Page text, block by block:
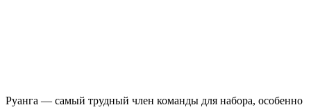
Руанга — самый трудный член команды для набора, особенно